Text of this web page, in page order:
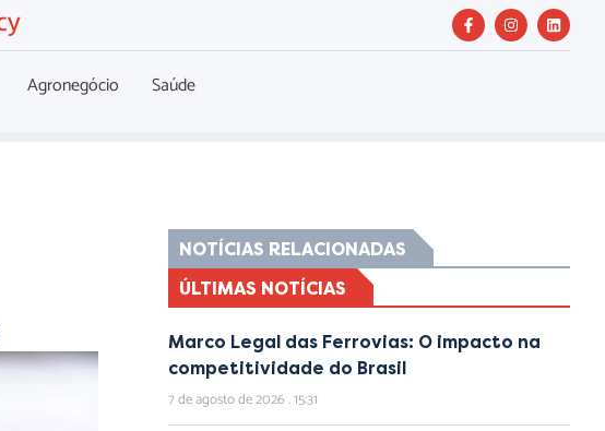
Agronegócio Saúde
NOTÍCIAS RELACIONADAS
ÚLTIMAS NOTÍCIAS
Marco Legal das Ferrovias: O impacto na
competitividade do Brasil
7 de agosto de 2026 15:31